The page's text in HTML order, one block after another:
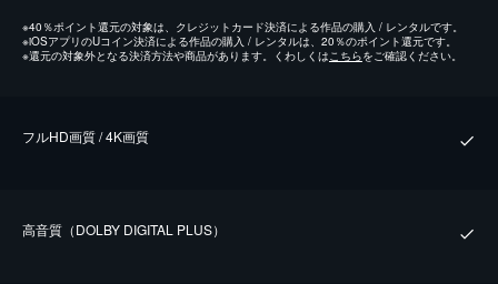
※40％ポイント還元の対象は、クレジットカード決済による作品の購入 / レンタルです。
※iOSアプリのUコイン決済による作品の購入 / レンタルは、20％のポイント還元です。
※還元の対象外となる決済方法や商品があります。くわしくはこちらをご確認ください。
フルHD画質 / 4K画質
⾼⾳質（DOLBY DIGITAL PLUS）